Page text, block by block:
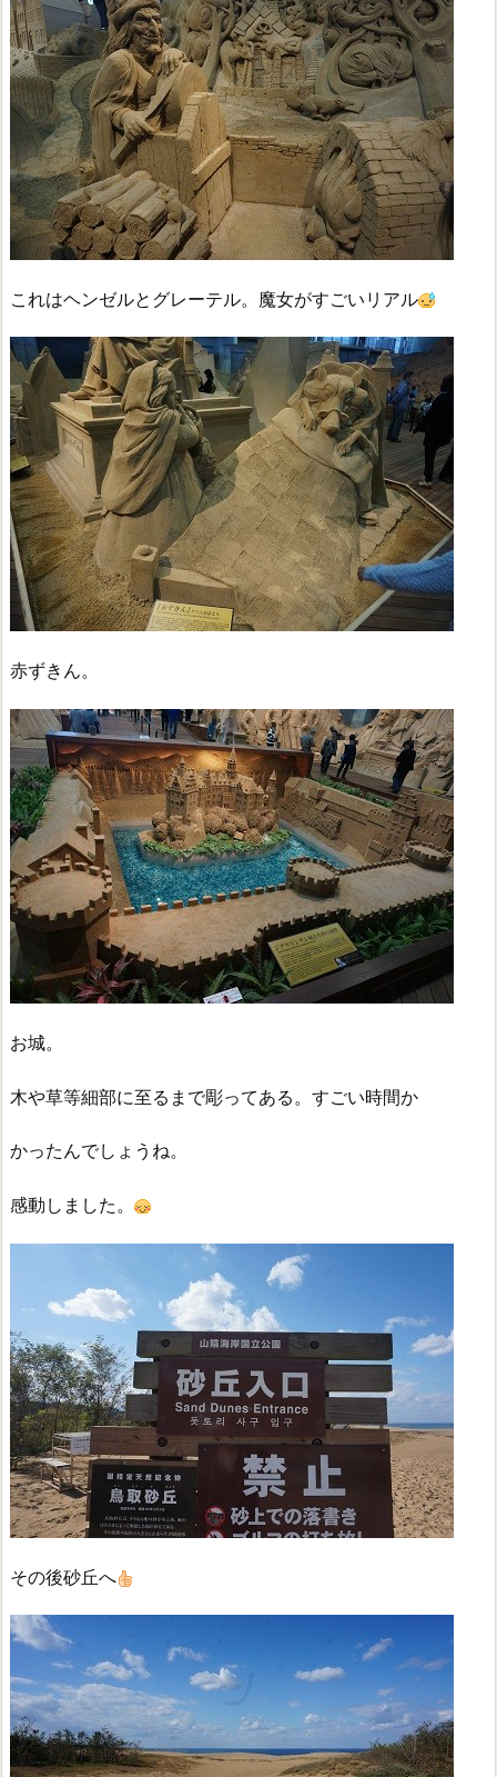
これはヘンゼルとグレーテル。魔女がすごいリアル
赤ずきん。
お城。
木や草等細部に至るまで彫ってある。すごい時間か
かったんでしょうね。
感動しました。
その後砂丘へ